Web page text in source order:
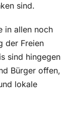
sind.
in allen noch
der Freien
sind hingegen
Bürger offen,
lokale